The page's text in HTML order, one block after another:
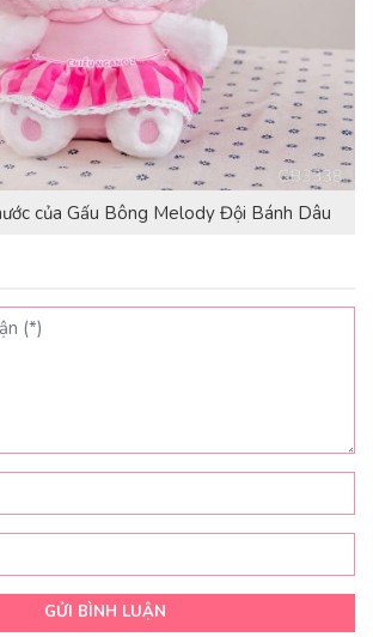
của Gấu Bông Melody Đội Bánh Dâu
GỬI BÌNH LUẬN